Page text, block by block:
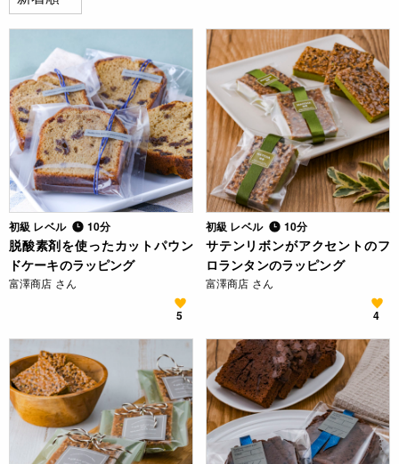
初級 レベル 10分
脱酸素剤を使ったカットパウン
ドケーキのラッピング
富澤商店 さん
5
初級 レベル 10分
サテンリボンがアクセントのフ
ロランタンのラッピング
富澤商店 さん
4